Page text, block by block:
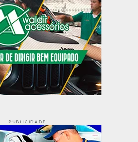
PUBLICIDADE